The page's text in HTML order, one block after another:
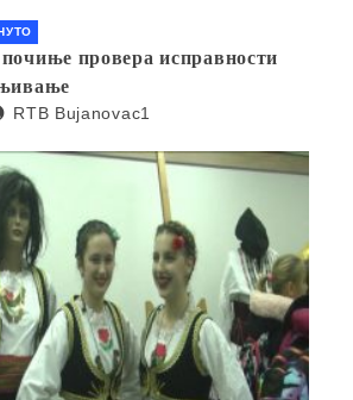
провера исправности
RTB Bujanovac1